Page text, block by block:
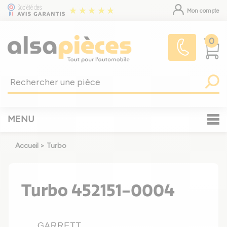
Mon compte
0
MENU
Accueil > Turbo
Turbo 452151-0004